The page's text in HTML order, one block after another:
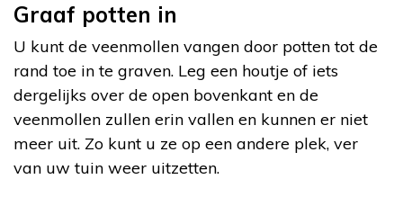
Graaf potten in
U kunt de veenmollen vangen door potten tot de
rand toe in te graven. Leg een houtje of iets
dergelijks over de open bovenkant en de
veenmollen zullen erin vallen en kunnen er niet
meer uit. Zo kunt u ze op een andere plek, ver
van uw tuin weer uitzetten.